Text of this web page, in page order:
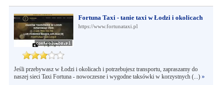
Fortuna Taxi - tanie taxi w Łodzi i okolicach
https://www.fortunataxi.pl
Jeśli przebywasz w Łodzi i okolicach i potrzebujesz transportu, zapraszamy do
naszej sieci Taxi Fortuna - nowoczesne i wygodne taksówki w korzystnych (...) »